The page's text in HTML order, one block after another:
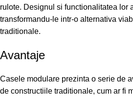
rulote. Designul si functionalitatea lor
transformandu-le intr-o alternativa
traditionale.
Avantaje
Casele modulare prezinta o serie de
de constructiile traditionale, cum ar fi